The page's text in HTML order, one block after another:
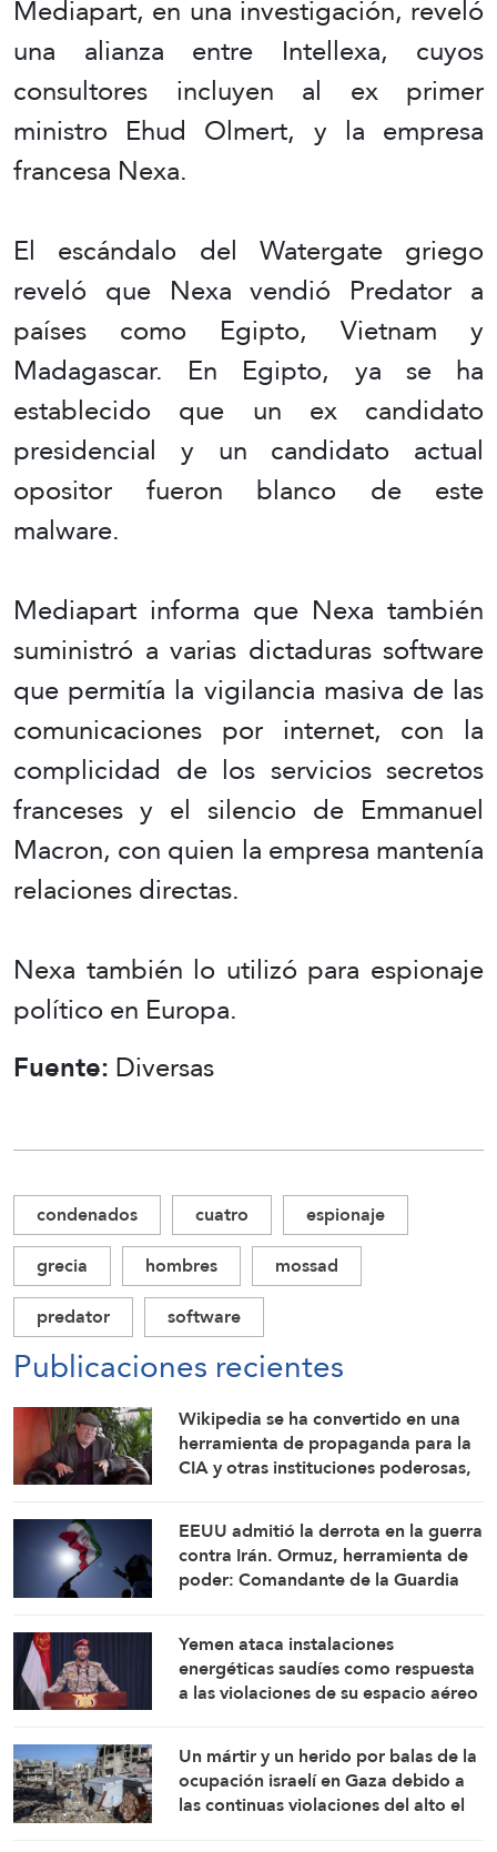
Mediapart, en una investigación, reveló
una alianza entre Intellexa, cuyos
consultores incluyen al ex primer
ministro Ehud Olmert, y la empresa
francesa Nexa.
El escándalo del Watergate griego
reveló que Nexa vendió Predator a
países como Egipto, Vietnam y
Madagascar. En Egipto, ya se ha
establecido que un ex candidato
presidencial y un candidato actual
opositor fueron blanco de este
malware.
Mediapart informa que Nexa también
suministró a varias dictaduras software
que permitía la vigilancia masiva de las
comunicaciones por internet, con la
complicidad de los servicios secretos
franceses y el silencio de Emmanuel
Macron, con quien la empresa mantenía
relaciones directas.
Nexa también lo utilizó para espionaje
político en Europa.
Fuente:Diversas
condenados cuatro
espionaje
grecia
hombres
mossad
predator
software
Publicaciones recientes
Wikipedia se ha convertido en una
herramienta de propaganda para la
CIA y otras instituciones poderosas,
EEUU admitió la derrota en la guerra
contra Irán. Ormuz, herramienta de
poder: Comandante de la Guardia
Yemen ataca instalaciones
energéticas saudíes como respuesta
a las violaciones de su espacio aéreo
Un mártir y un herido por balas de la
ocupación israelí en Gaza debido a
las continuas violaciones del alto el